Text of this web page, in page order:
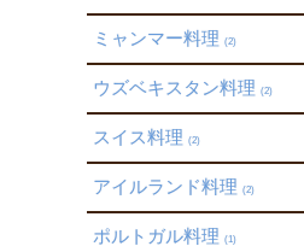
ミャンマー料理 (2)
ウズベキスタン料理 (2)
スイス料理 (2)
アイルランド料理 (2)
ポルトガル料理 (1)